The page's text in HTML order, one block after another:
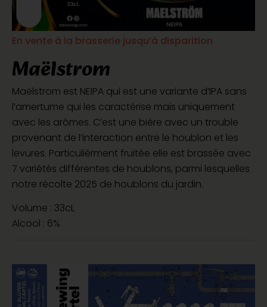
En vente à la brasserie jusqu’à disparition
Maëlstrom
Maëlstrom est NEIPA qui est une variante d’IPA sans
l’amertume qui les caractérise mais uniquement
avec les arômes. C’est une bière avec un trouble
provenant de l’interaction entre le houblon et les
levures. Particulièrment fruitée elle est brassée avec
7 variétés différentes de houblons, parmi lesquelles
notre récolte 2025 de houblons du jardin.
Volume : 33cL
Alcool : 6%